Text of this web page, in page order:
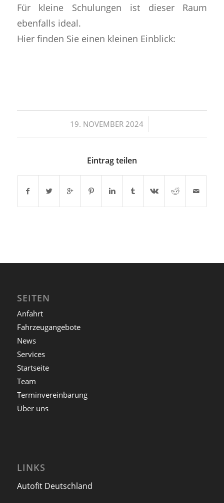
Für kleine Schulungen ist dieser Raum
ebenfalls ideal.
Hier finden Sie einen kleinen Einblick:
19. NOVEMBER 2024
/
Eintrag teilen
SEITEN
Anfahrt
Fahrzeugangebote
News
Services
Startseite
Team
Terminvereinbarung
Über uns
LINKS
Autofit Deutschland